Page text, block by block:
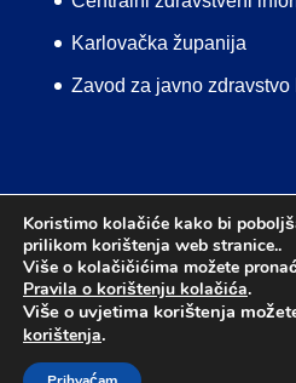
Karlovačka županija
Zavod za javno
Uvjeti korištenja
Pravila
Mapa web stranice
Koristimo kolačiće kako bi
prilikom korištenja web stranice..
Više o kolačičićima možete
Pravila o korištenju kolačića.
Više o uvjetima korištenja
korištenja.